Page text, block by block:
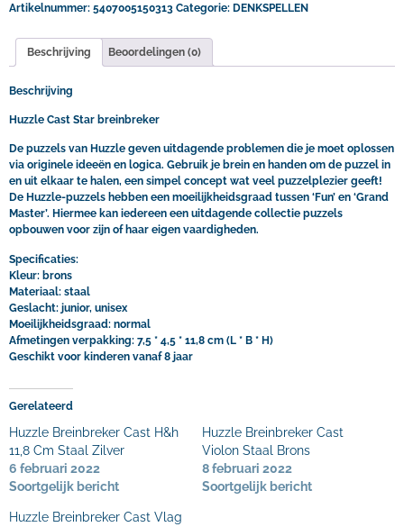
Artikelnummer: 5407005150313 Categorie: DENKSPELLEN
Beschrijving Beoordelingen (0)
Beschrijving
Huzzle Cast Star breinbreker
De puzzels van Huzzle geven uitdagende problemen die je moet oplossen
via originele ideeën en logica. Gebruik je brein en handen om de puzzel in
en uit elkaar te halen, een simpel concept wat veel puzzelplezier geeft!
De Huzzle-puzzels hebben een moeilijkheidsgraad tussen ‘Fun’ en ‘Grand
Master’. Hiermee kan iedereen een uitdagende collectie puzzels
opbouwen voor zijn of haar eigen vaardigheden.
Specificaties:
Kleur: brons
Materiaal: staal
Geslacht: junior, unisex
Moeilijkheidsgraad: normal
Afmetingen verpakking: 7,5 * 4,5 * 11,8 cm (L * B * H)
Geschikt voor kinderen vanaf 8 jaar
Gerelateerd
Huzzle Breinbreker Cast H&h
11,8 Cm Staal Zilver
6 februari 2022
Soortgelijk bericht
Huzzle Breinbreker Cast
Violon Staal Brons
8 februari 2022
Soortgelijk bericht
Huzzle Breinbreker Cast Vlag